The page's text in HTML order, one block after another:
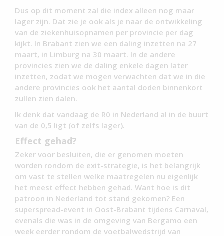
Dus op dit moment zal die index alleen nog maar
lager zijn. Dat zie je ook als je naar de ontwikkeling
van de ziekenhuisopnamen per provincie per dag
kijkt. In Brabant zien we een daling inzetten na 27
maart, in Limburg na 30 maart. In de andere
provincies zien we de daling enkele dagen later
inzetten, zodat we mogen verwachten dat we in die
andere provincies ook het aantal doden binnenkort
zullen zien dalen.
Ik denk dat vandaag de R0 in Nederland al in de buurt
van de 0,5 ligt (of zelfs lager).
Effect gehad?
Zeker voor besluiten, die er genomen moeten
worden rondom de exit-strategie, is het belangrijk
om vast te stellen welke maatregelen nu eigenlijk
het meest effect hebben gehad. Want hoe is dit
patroon in Nederland tot stand gekomen? Een
superspread-event in Oost-Brabant tijdens Carnaval,
evenals die was in de omgeving van Bergamo een
week eerder rondom de voetbalwedstrijd van